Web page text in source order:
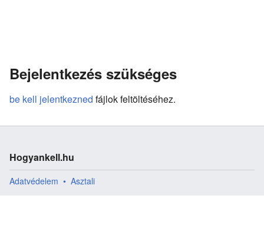
Bejelentkezés szükséges
be kell jelentkezned fájlok feltöltéséhez.
Hogyankell.hu
Adatvédelem Asztali